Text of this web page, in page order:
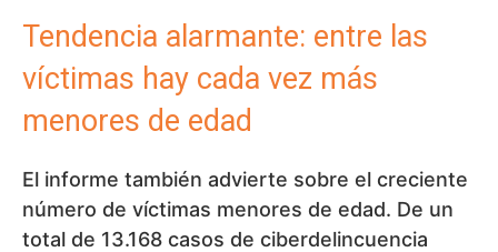
Tendencia alarmante: entre las
víctimas hay cada vez más
menores de edad
El informe también advierte sobre el creciente
número de víctimas menores de edad. De un
total de 13.168 casos de ciberdelincuencia